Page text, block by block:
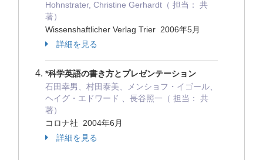
Hohnstrater, Christine Gerhardt（ 担当： 共
著）
Wissenshaftlicher Verlag Trier 2006年5月
詳細を見る
*科学英語の書き方とプレゼンテーション
石田幸男、村田泰美、メンショフ・イゴール、
ヘイグ・エドワード 、長谷照一（ 担当： 共
著）
コロナ社 2004年6月
詳細を見る